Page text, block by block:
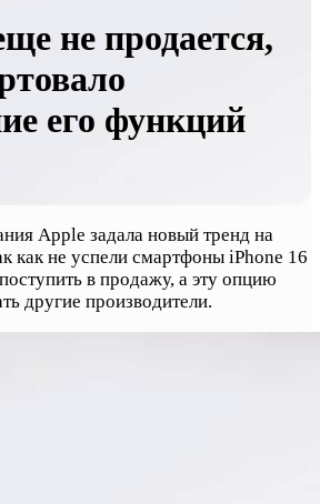
не продается,
его функций
Apple задала новый тренд на
как не успели смартфоны iPhone 16
в продажу, а эту опцию
другие производители.